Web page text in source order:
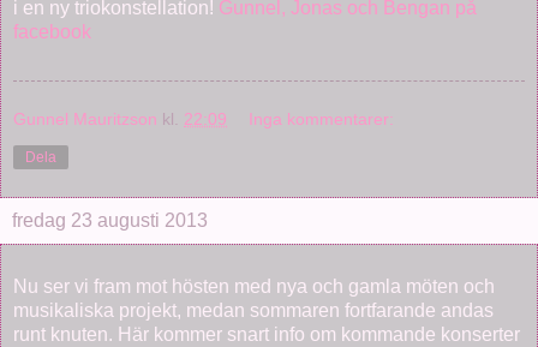
i en ny triokonstellation! Gunnel, Jonas och Bengan på
facebook
Gunnel Mauritzson kl. 22:09 Inga kommentarer:
Dela
fredag 23 augusti 2013
Nu ser vi fram mot hösten med nya och gamla möten och
musikaliska projekt, medan sommaren fortfarande andas
runt knuten. Här kommer snart info om kommande konserter